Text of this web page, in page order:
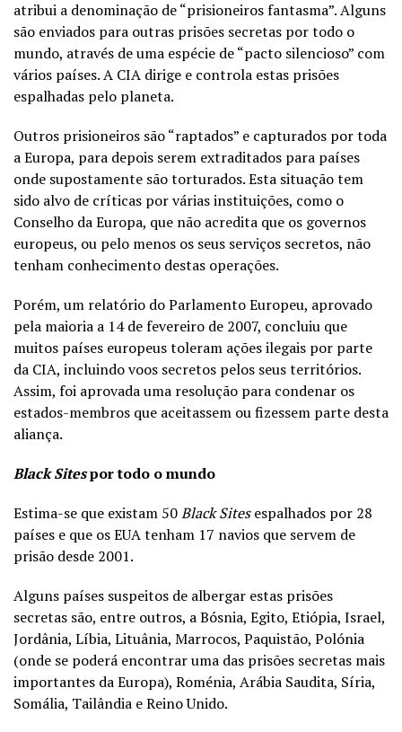
atribui a denominação de “prisioneiros fantasma”. Alguns
são enviados para outras prisões secretas por todo o
mundo, através de uma espécie de “pacto silencioso” com
vários países. A CIA dirige e controla estas prisões
espalhadas pelo planeta.
Outros prisioneiros são “raptados” e capturados por toda
a Europa, para depois serem extraditados para países
onde supostamente são torturados. Esta situação tem
sido alvo de críticas por várias instituições, como o
Conselho da Europa, que não acredita que os governos
europeus, ou pelo menos os seus serviços secretos, não
tenham conhecimento destas operações.
Porém, um relatório do Parlamento Europeu, aprovado
pela maioria a 14 de fevereiro de 2007, concluiu que
muitos países europeus toleram ações ilegais por parte
da CIA, incluindo voos secretos pelos seus territórios.
Assim, foi aprovada uma resolução para condenar os
estados-membros que aceitassem ou fizessem parte desta
aliança.
Black Sitespor todo o mundo
Estima-se que existam 50Black Sitesespalhados por 28
países e que os EUA tenham 17 navios que servem de
prisão desde 2001.
Alguns países suspeitos de albergar estas prisões
secretas são, entre outros, a Bósnia, Egito, Etiópia, Israel,
Jordânia, Líbia, Lituânia, Marrocos, Paquistão, Polónia
(onde se poderá encontrar uma das prisões secretas mais
importantes da Europa), Roménia, Arábia Saudita, Síria,
Somália, Tailândia e Reino Unido.